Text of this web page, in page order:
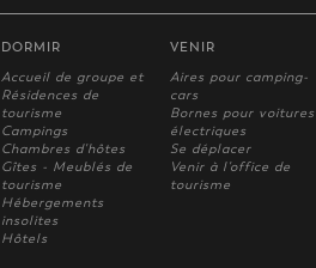
DORMIR
Accueil de groupe et
Résidences de
tourisme
Campings
Chambres d'hôtes
Gîtes - Meublés de
tourisme
Hébergements
insolites
Hôtels
VENIR
Aires pour camping-
cars
Bornes pour voitures
électriques
Se déplacer
Venir à l'office de
tourisme